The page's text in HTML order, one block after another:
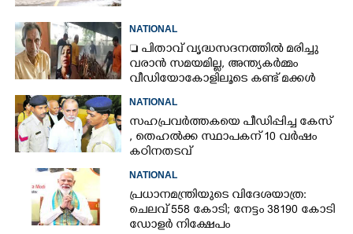
NATIONAL
 പിതാവ് വൃദ്ധസദനത്തിൽ മരിച്ചു
വരാൻ സമയമില്ല,​ അന്ത്യകർമ്മം
വീഡിയോകോളിലൂടെ കണ്ട് മക്കൾ
NATIONAL
സഹപ്രവർത്തകയെ പീഡിപ്പിച്ച കേസ്
, തെഹൽക്ക സ്ഥാപകന് 10 വർഷം
കഠിനതടവ്
NATIONAL
പ്രധാനമന്ത്രിയുടെ വിദേശയാത്ര:
ചെലവ് 558 കോടി; നേട്ടം 38190 കോടി
ഡോളർ നിക്ഷേപം